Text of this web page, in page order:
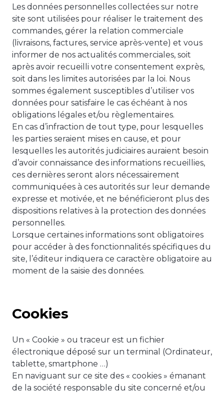
Les données personnelles collectées sur notre
site sont utilisées pour réaliser le traitement des
commandes, gérer la relation commerciale
(livraisons, factures, service après-vente) et vous
informer de nos actualités commerciales, soit
après avoir recueilli votre consentement exprès,
soit dans les limites autorisées par la loi. Nous
sommes également susceptibles d’utiliser vos
données pour satisfaire le cas échéant à nos
obligations légales et/ou règlementaires.
En cas d’infraction de tout type, pour lesquelles
les parties seraient mises en cause, et pour
lesquelles les autorités judiciaires auraient besoin
d’avoir connaissance des informations recueillies,
ces dernières seront alors nécessairement
communiquées à ces autorités sur leur demande
expresse et motivée, et ne bénéficieront plus des
dispositions relatives à la protection des données
personnelles.
Lorsque certaines informations sont obligatoires
pour accéder à des fonctionnalités spécifiques du
site, l’éditeur indiquera ce caractère obligatoire au
moment de la saisie des données.
Cookies
Un « Cookie » ou traceur est un fichier
électronique déposé sur un terminal (Ordinateur,
tablette, smartphone …)
En naviguant sur ce site des « cookies » émanant
de la société responsable du site concerné et/ou